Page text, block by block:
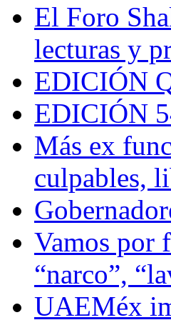
El Foro
lecturas y
EDICIÓN
EDICIÓN
Más ex
culpables,
Vamos por
“narco”,
UAEMéx